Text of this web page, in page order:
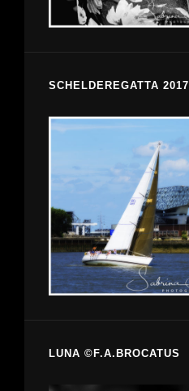
SCHELDEREGATTA 2017
LUNA ©F.A.BROCATUS